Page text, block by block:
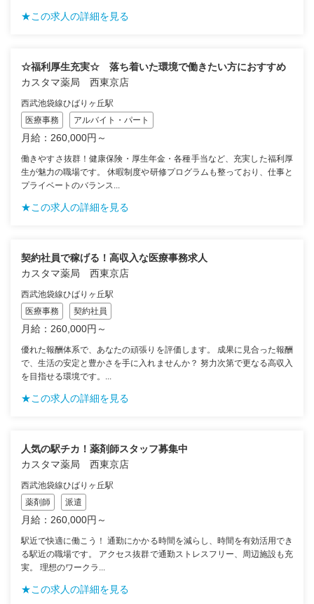
★この求人の詳細を見る
☆福利厚生充実☆ 落ち着いた環境で働きたい方におすすめ
カスタマ薬局 西東京店
西武池袋線ひばりヶ丘駅
医療事務
アルバイト・パート
月給：260,000円～
働きやすさ抜群！健康保険・厚生年金・各種手当など、充実した福利厚
生が魅力の職場です。 休暇制度や研修プログラムも整っており、仕事と
プライベートのバランス...
★この求人の詳細を見る
契約社員で稼げる！高収入な医療事務求人
カスタマ薬局 西東京店
西武池袋線ひばりヶ丘駅
医療事務
契約社員
月給：260,000円～
優れた報酬体系で、あなたの頑張りを評価します。 成果に見合った報酬
で、生活の安定と豊かさを手に入れませんか？ 努力次第で更なる高収入
を目指せる環境です。...
★この求人の詳細を見る
人気の駅チカ！薬剤師スタッフ募集中
カスタマ薬局 西東京店
西武池袋線ひばりヶ丘駅
薬剤師
派遣
月給：260,000円～
駅近で快適に働こう！ 通勤にかかる時間を減らし、時間を有効活用でき
る駅近の職場です。 アクセス抜群で通勤ストレスフリー、周辺施設も充
実。 理想のワークラ...
★この求人の詳細を見る